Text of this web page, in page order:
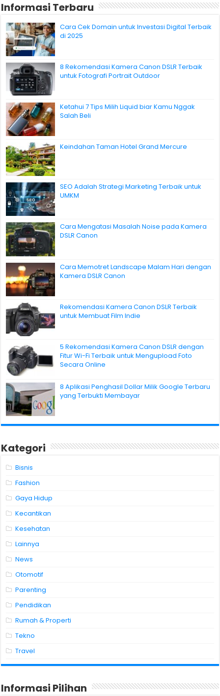
Informasi Terbaru
Cara Cek Domain untuk Investasi Digital Terbaik
di 2025
8 Rekomendasi Kamera Canon DSLR Terbaik
untuk Fotografi Portrait Outdoor
Ketahui 7 Tips Milih Liquid biar Kamu Nggak
Salah Beli
Keindahan Taman Hotel Grand Mercure
SEO Adalah Strategi Marketing Terbaik untuk
UMKM
Cara Mengatasi Masalah Noise pada Kamera
DSLR Canon
Cara Memotret Landscape Malam Hari dengan
Kamera DSLR Canon
Rekomendasi Kamera Canon DSLR Terbaik
untuk Membuat Film Indie
5 Rekomendasi Kamera Canon DSLR dengan
Fitur Wi-Fi Terbaik untuk Mengupload Foto
Secara Online
8 Aplikasi Penghasil Dollar Milik Google Terbaru
yang Terbukti Membayar
Kategori
Bisnis
Fashion
Gaya Hidup
Kecantikan
Kesehatan
Lainnya
News
Otomotif
Parenting
Pendidikan
Rumah & Properti
Tekno
Travel
Informasi Pilihan